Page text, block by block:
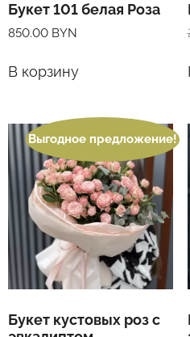
Букет 101 белая Роза
850.00 BYN
В корзину
Выгодное предложение!
Букет кустовых роз с